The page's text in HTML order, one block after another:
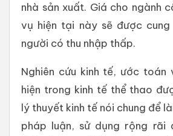
nhà sản xuất. Giá cho ngành
vụ hiện tại này sẽ được
người có thu nhập thấp.
Nghiên cứu kinh tế, ước
hiện trong kinh tế thể thao
lý thuyết kinh tế nói chung để
pháp luận, sử dụng rộng rãi